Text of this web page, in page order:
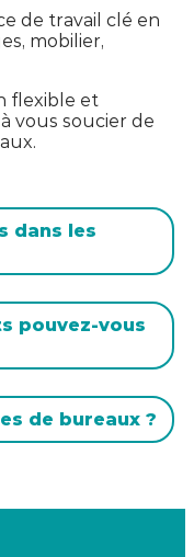
de travail clé en
mobilier,
flexible et
vous soucier de
dans les
pouvez-vous
de bureaux ?